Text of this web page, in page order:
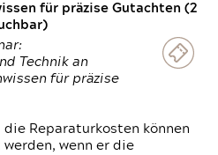
für präzise Gutachten (2
Technik an
für präzise
die Reparaturkosten können
wenn er die